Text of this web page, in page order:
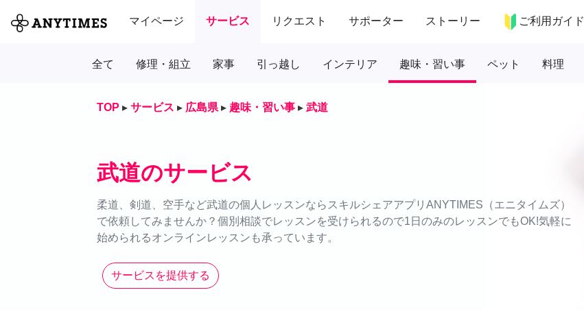
マイページ サービス リクエスト サポーター ストーリー ご利用ガイド
全て 修理・組立 家事 引っ越し インテリア 趣味・習い事 ペット 料理
TOP ▸ サービス ▸ 広島県 ▸ 趣味・習い事 ▸ 武道
武道のサービス
柔道、剣道、空手など武道の個人レッスンならスキルシェアアプリANYTIMES（エニタイムズ）
で依頼してみませんか？個別相談でレッスンを受けられるので1日のみのレッスンでもOK!気軽に
始められるオンラインレッスンも承っています。
サービスを提供する